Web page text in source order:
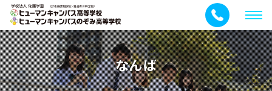
メ
ニ
ュ
ー
なんば